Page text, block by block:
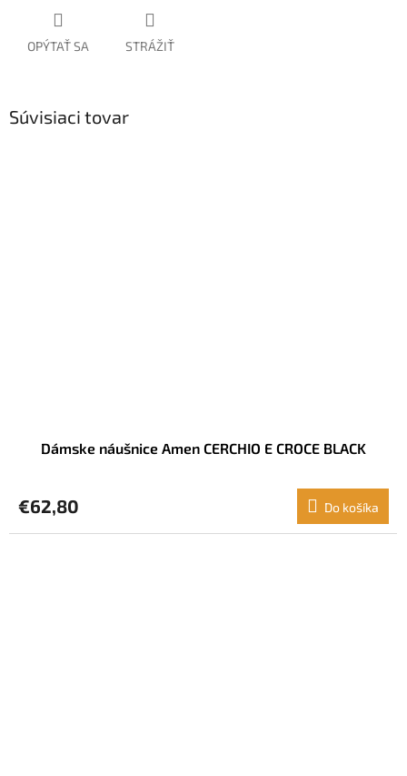
OPÝTAŤ SA STRÁŽIŤ
Súvisiaci tovar
Dámske náušnice Amen CERCHIO E CROCE BLACK
€62,80 Do košíka